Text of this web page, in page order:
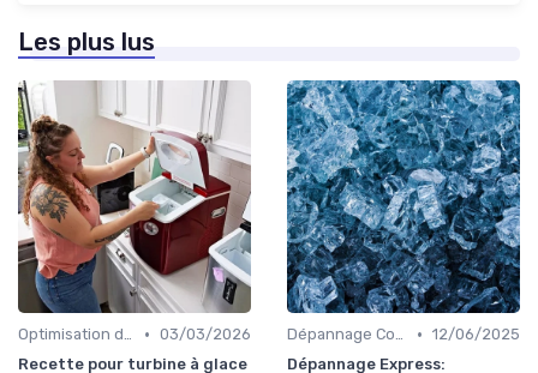
Les plus lus
Optimisation de Production • 03/03/2026
Recette pour turbine à glace
Dépannage Courant • 12/06/2025
Dépannage Express: